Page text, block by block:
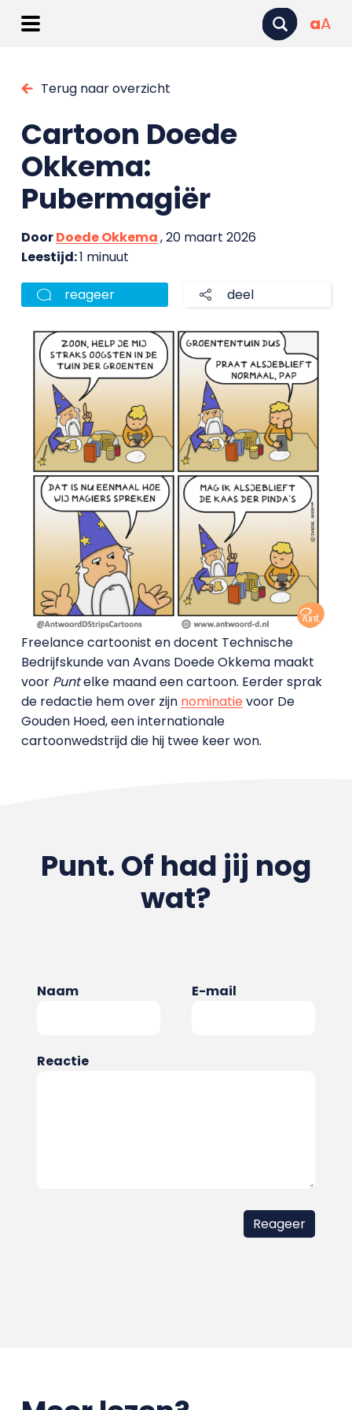
aA
Terug naar overzicht
Cartoon Doede
Okkema:
Pubermagiër
DoorDoede Okkema, 20 maart 2026
Leestijd:1 minuut
reageer deel
Freelance cartoonist en docent Technische
Bedrijfskunde van Avans Doede Okkema maakt
voor Puntelke maand een cartoon. Eerder sprak
de redactie hem over zijn nominatievoor De
Gouden Hoed, een internationale
cartoonwedstrijd die hij twee keer won.
Punt. Of had jij nog
wat?
Naam E-mail
Reactie